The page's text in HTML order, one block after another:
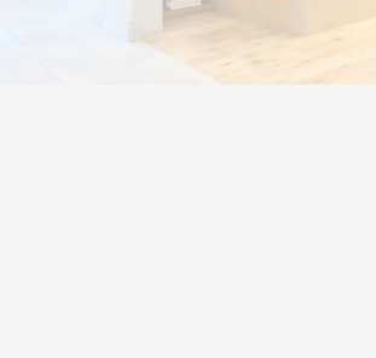
を追求する
6 特徴